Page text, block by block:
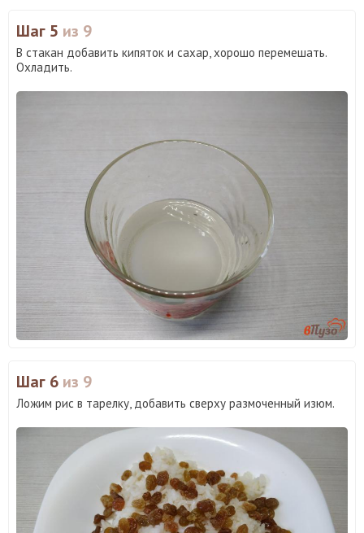
Шаг 5 из 9
В стакан добавить кипяток и сахар, хорошо перемешать.
Охладить.
Шаг 6 из 9
Ложим рис в тарелку, добавить сверху размоченный изюм.